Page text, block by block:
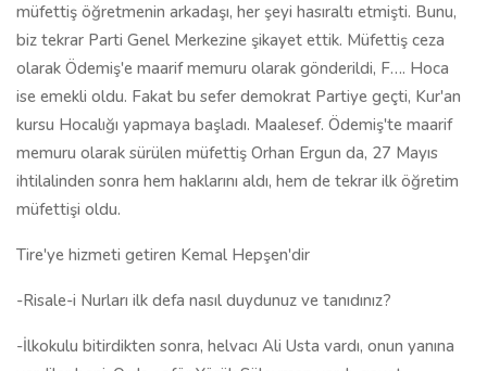
müfettiş öğretmenin arkadaşı, her şeyi hasıraltı etmişti. Bunu,
biz tekrar Parti Genel Merkezine şikayet ettik. Müfettiş ceza
olarak Ödemiş'e maarif memuru olarak gönderildi, F…. Hoca
ise emekli oldu. Fakat bu sefer demokrat Partiye geçti, Kur'an
kursu Hocalığı yapmaya başladı. Maalesef. Ödemiş'te maarif
memuru olarak sürülen müfettiş Orhan Ergun da, 27 Mayıs
ihtilalinden sonra hem haklarını aldı, hem de tekrar ilk öğretim
müfettişi oldu.
Tire'ye hizmeti getiren Kemal Hepşen'dir
-Risale-i Nurları ilk defa nasıl duydunuz ve tanıdınız?
-İlkokulu bitirdikten sonra, helvacı Ali Usta vardı, onun yanına